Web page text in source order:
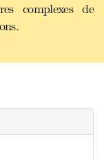
complexes de